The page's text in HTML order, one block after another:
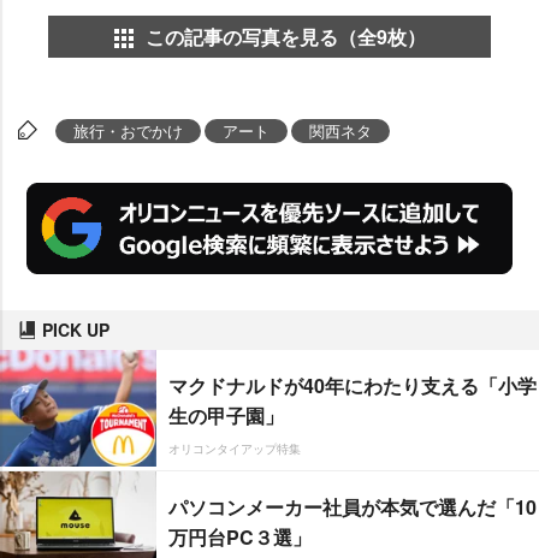
この記事の写真を見る（全9枚）
旅行・おでかけ アート 関西ネタ
PICK UP
マクドナルドが40年にわたり支える「小学
生の甲子園」
オリコンタイアップ特集
パソコンメーカー社員が本気で選んだ「10
万円台PC３選」